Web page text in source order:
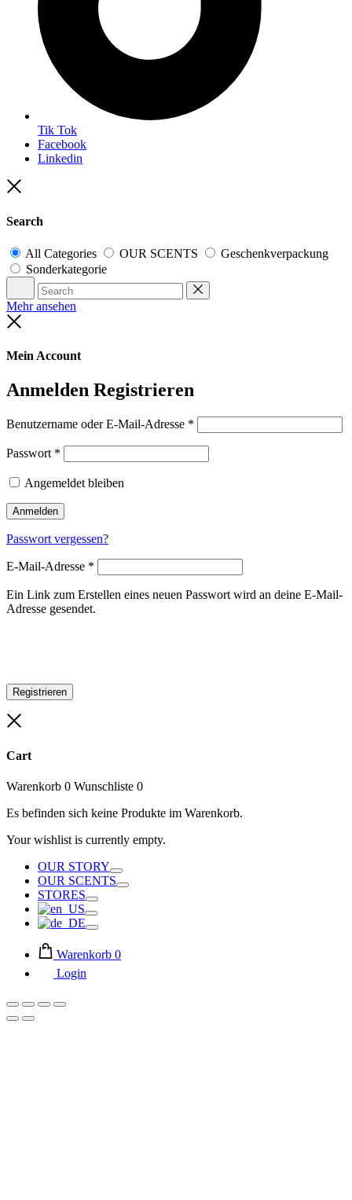
Tik Tok
Facebook
Linkedin
Search
All Categories OUR SCENTS
Geschenkverpackung
Sonderkategorie
Search Reset
Mehr ansehen
Mein Account
Anmelden Registrieren
Benutzername oder E-Mail-Adresse *
Passwort *
Angemeldet bleiben
Anmelden
Passwort vergessen?
E-Mail-Adresse *
Ein Link zum Erstellen eines neuen Passwort wird an deine E-Mail-
Adresse gesendet.
Registrieren
Cart
Warenkorb 0 Wunschliste 0
Es befinden sich keine Produkte im Warenkorb.
Your wishlist is currently empty.
OUR STORY
Toggle
OUR SCENTS
Toggle
STORES
Toggle
Toggle
Toggle
Warenkorb 0
Login